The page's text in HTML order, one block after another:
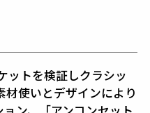
ットを検証しクラシッ
材使いとデザインにより